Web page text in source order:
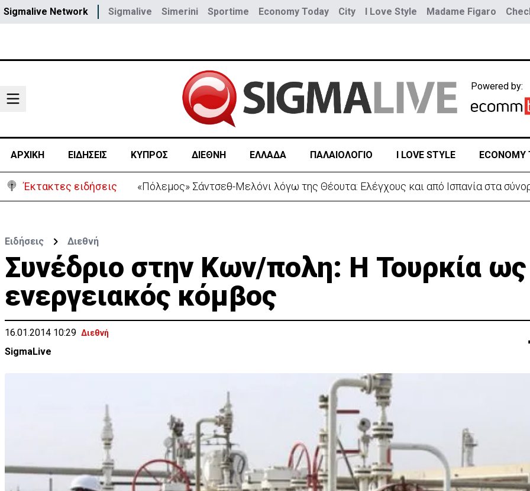
Sigmalive Network Sigmalive Simerini Sportime Economy Today City I Love Style Madame Figaro
Powered by:
ΑΡΧΙΚΗ ΕΙΔΗΣΕΙΣ ΚΥΠΡΟΣ ΔΙΕΘΝΗ ΕΛΛΑΔΑ ΠΑΛΑΙΟΛΟΓΙΟ I LOVE STYLE ECONOMY
Έκτακτες ειδήσεις «Πόλεμος» Σάντσεθ-Μελόνι λόγω της Θέουτα: Ελέγχους και από Ισπανία στα
Ειδήσεις Διεθνή
Συνέδριο στην Κων/πολη: Η Τουρκία ως
ενεργειακός κόμβος
16.01.2014 10:29 Διεθνή
SigmaLive